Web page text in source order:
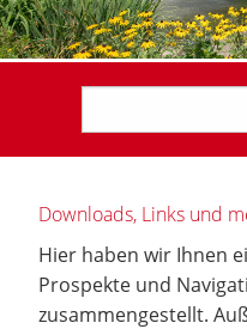
Downloads, Links und
Hier haben wir Ihnen
Prospekte und
zusammengestellt.